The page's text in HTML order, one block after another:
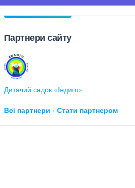
Партнери сайту
Дитячий садок «Індиго»
Всі партнери Стати партнером